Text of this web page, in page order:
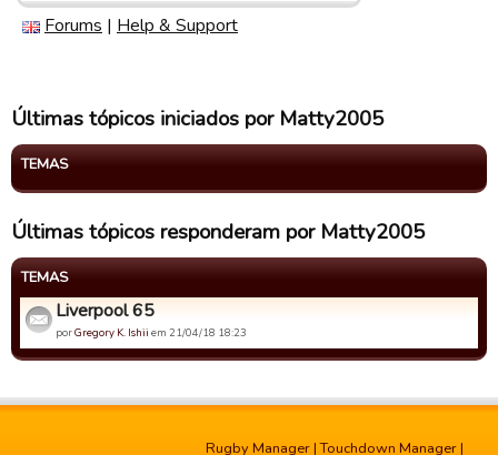
Forums | Help & Support
Últimas tópicos iniciados por Matty2005
TEMAS
Últimas tópicos responderam por Matty2005
TEMAS
Liverpool 65
porGregory K. Ishii em 21/04/18 18:23
Rugby Manager |Touchdown Manager |